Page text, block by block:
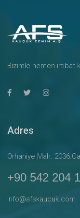
Bizimle hemen irtibat
Adres
Orhaniye Mah.
+90 542 204
info@afskaucuk.com